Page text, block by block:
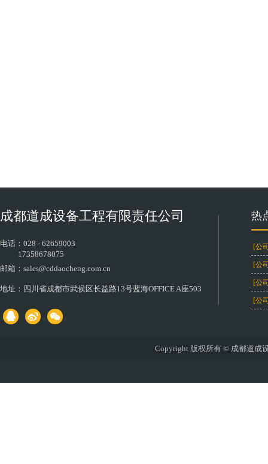
[公
[公
[公
[公
电话： 028 - 62659003
17358678075
邮箱：sales@cddaocheng.com.cn
地址： 四川省成都市武侯区长益路13号蓝海OFFICE A座503
Copyright 版权所有 © 成都道
热
成都道成设备工程有限责任公司